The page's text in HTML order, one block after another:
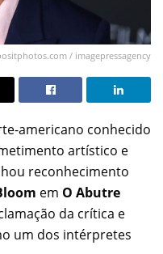
/ imagepressagency
americano conhecido
artístico e
reconhecimento
em O Abutre
da crítica e
um dos intérpretes